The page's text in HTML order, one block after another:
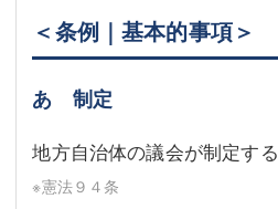
＜条例｜基本的事項＞
あ 制定
地方自治体の議会が制定する
※憲法９４条